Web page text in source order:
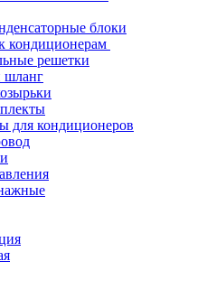
блоки
кондиционерам
решетки
шланг
для кондиционеров